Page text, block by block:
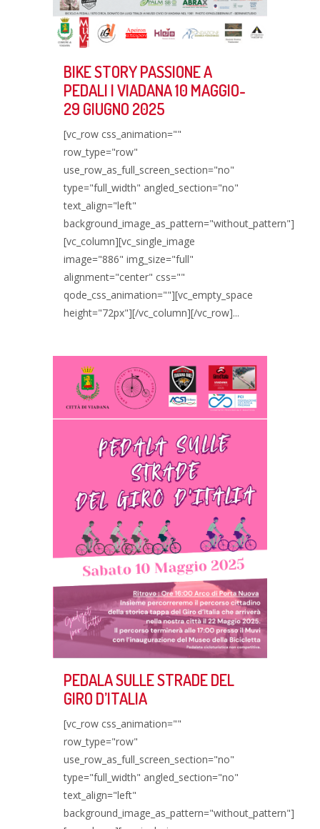
BIKE STORY PASSIONE A
PEDALI | VIADANA 10 MAGGIO-
29 GIUGNO 2025
[vc_row css_animation=""
row_type="row"
use_row_as_full_screen_section="no"
type="full_width" angled_section="no"
text_align="left"
background_image_as_pattern="without_pattern"]
[vc_column][vc_single_image
image="886" img_size="full"
alignment="center" css=""
qode_css_animation=""][vc_empty_space
height="72px"][/vc_column][/vc_row]...
PEDALA SULLE STRADE DEL
GIRO D’ITALIA
[vc_row css_animation=""
row_type="row"
use_row_as_full_screen_section="no"
type="full_width" angled_section="no"
text_align="left"
background_image_as_pattern="without_pattern"]